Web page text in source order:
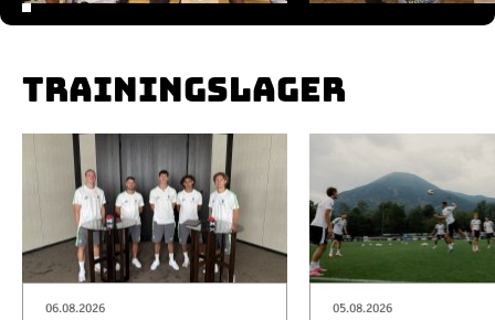
Alle Videos
TRAININGSLAGER
06.08.2026 05.08.2026